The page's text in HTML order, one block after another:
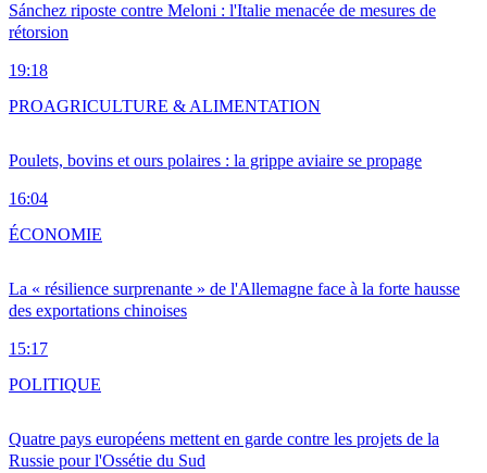
Sánchez riposte contre Meloni : l'Italie menacée de mesures de
rétorsion
19:18
Poulets, bovins et ours polaires : la grippe aviaire se propage
16:04
PROAGRICULTURE & ALIMENTATION
La « résilience surprenante » de l'Allemagne face à la forte hausse
des exportations chinoises
15:17
ÉCONOMIE
Quatre pays européens mettent en garde contre les projets de la
Russie pour l'Ossétie du Sud
POLITIQUE